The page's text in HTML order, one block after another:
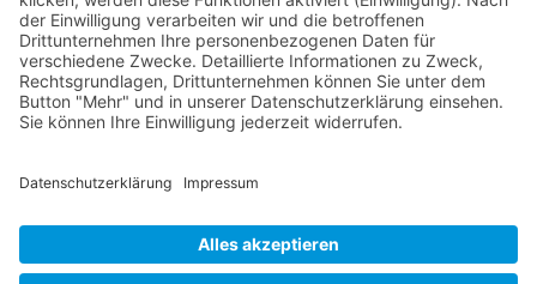
Downloads
Weitere Seiten
Datenschutz|Cookie-Einstellungen